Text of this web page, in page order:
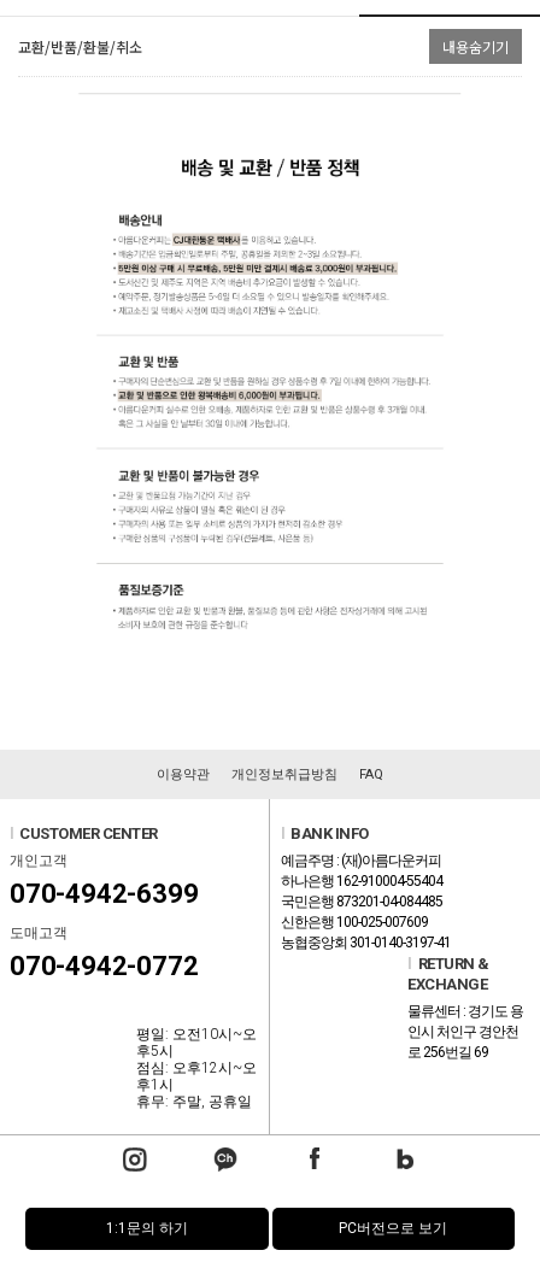
교환/반품/환불/취소 내용숨기기
이용약관 개인정보취급방침 FAQ
CUSTOMER CENTER
개인고객
070-4942-6399
도매고객
070-4942-0772
평일: 오전10시~오
후5시
점심: 오후12시~오
후1시
휴무: 주말, 공휴일
BANK INFO
예금주명 : (재)아름다운커피
하나은행 162-910004-55404
국민은행 873201-04-084485
신한은행 100-025-007609
농협중앙회 301-0140-3197-41
RETURN &
EXCHANGE
물류센터 : 경기도 용
인시 처인구 경안천
로 256번길 69
1:1문의 하기 PC버전으로 보기